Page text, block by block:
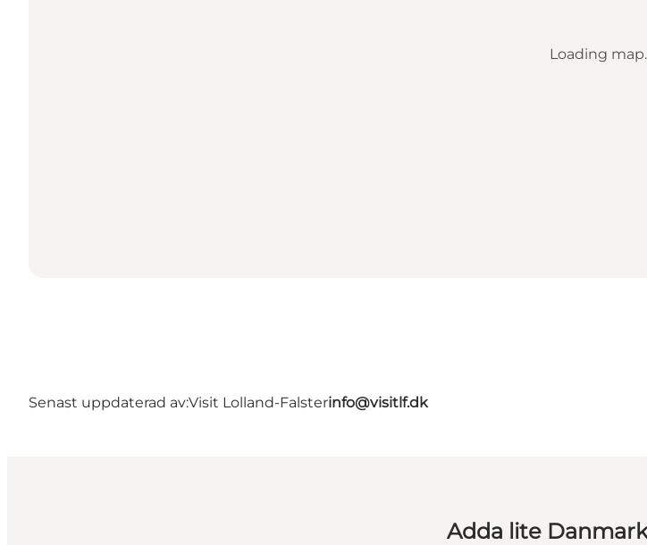
Loading
Senast uppdaterad av:Visit Lolland-Falsterinfo@visitlf.dk
Adda lite